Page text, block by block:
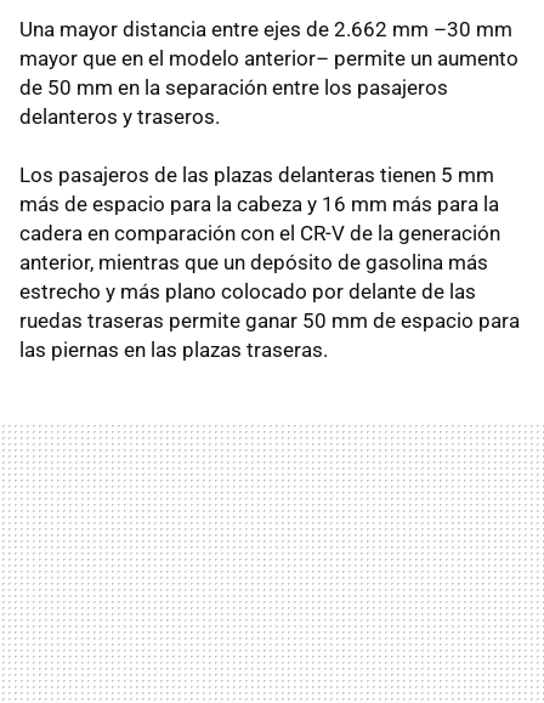
Una mayor distancia entre ejes de 2.662 mm –30 mm
mayor que en el modelo anterior– permite un aumento
de 50 mm en la separación entre los pasajeros
delanteros y traseros.
Los pasajeros de las plazas delanteras tienen 5 mm
más de espacio para la cabeza y 16 mm más para la
cadera en comparación con el CR-V de la generación
anterior, mientras que un depósito de gasolina más
estrecho y más plano colocado por delante de las
ruedas traseras permite ganar 50 mm de espacio para
las piernas en las plazas traseras.